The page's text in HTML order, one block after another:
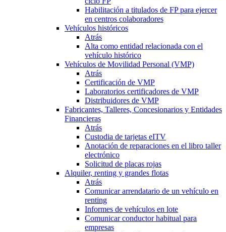
Habilitación a titulados de FP para ejercer
en centros colaboradores
Vehículos históricos
Atrás
Alta como entidad relacionada con el
vehículo histórico
Vehículos de Movilidad Personal (VMP)
Atrás
Certificación de VMP
Laboratorios certificadores de VMP
Distribuidores de VMP
Fabricantes, Talleres, Concesionarios y Entidades
Financieras
Atrás
Custodia de tarjetas eITV
Anotación de reparaciones en el libro taller
electrónico
Solicitud de placas rojas
Alquiler, renting y grandes flotas
Atrás
Comunicar arrendatario de un vehículo en
renting
Informes de vehículos en lote
Comunicar conductor habitual para
empresas